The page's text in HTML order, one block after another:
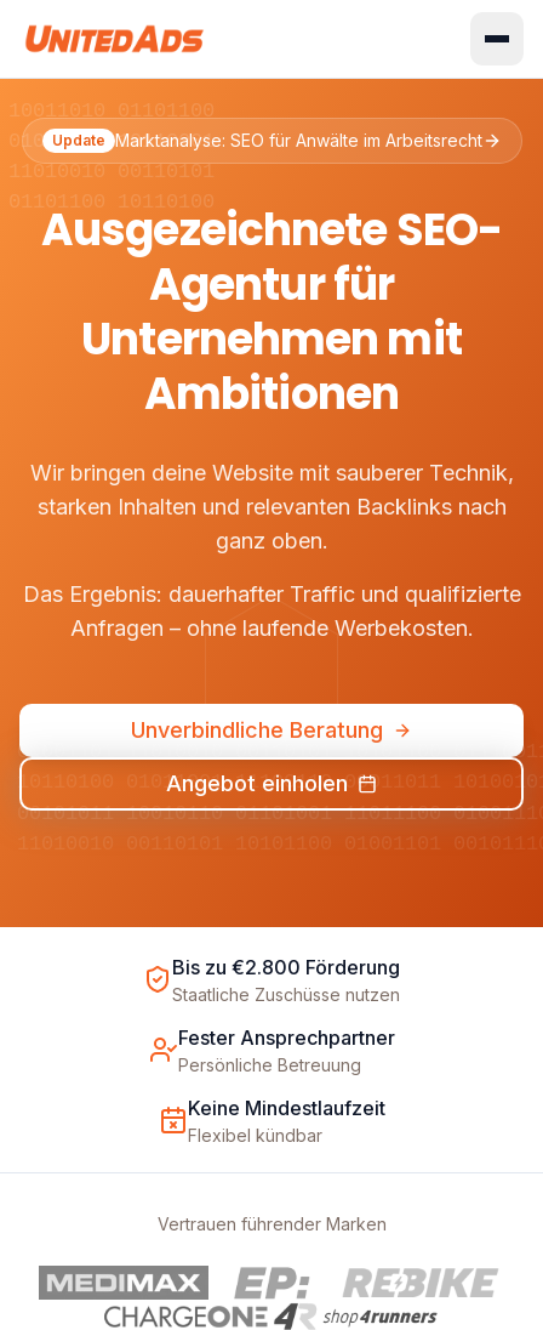
01101100
10110001
00110101
10110100
01001101 11010010 00110101 10101100
10110100 01011001 11100110 00011011
00101011 10010110 01101001 11011100
11010010 00110101 10101100 01001101
Update Marktanalyse: SEO für Anwälte im Arbeitsrecht
Ausgezeichnete SEO-
Agentur für
Unternehmen mit
Ambitionen
Wir bringen deine Website mit sauberer Technik,
starken Inhalten und relevanten Backlinks nach
ganz oben.
Das Ergebnis: dauerhafter Traffic und qualifizierte
Anfragen – ohne laufende Werbekosten.
Unverbindliche Beratung
Angebot einholen
Bis zu €2.800 Förderung
Staatliche Zuschüsse nutzen
Fester Ansprechpartner
Persönliche Betreuung
Keine Mindestlaufzeit
Flexibel kündbar
Vertrauen führender Marken